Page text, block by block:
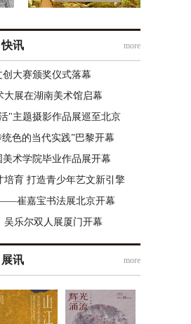
more
快讯
大赛颁奖仪式落幕
大展在湖南美术馆启幕
"主题摄影作品展巡至北京
色的当代实践”巴黎开幕
美术学院毕业作品展开幕
培育 打造青少年艺文新引擎
崔嘉宝书法展北京开幕
吴乐尔双人展厦门开幕
more
展讯